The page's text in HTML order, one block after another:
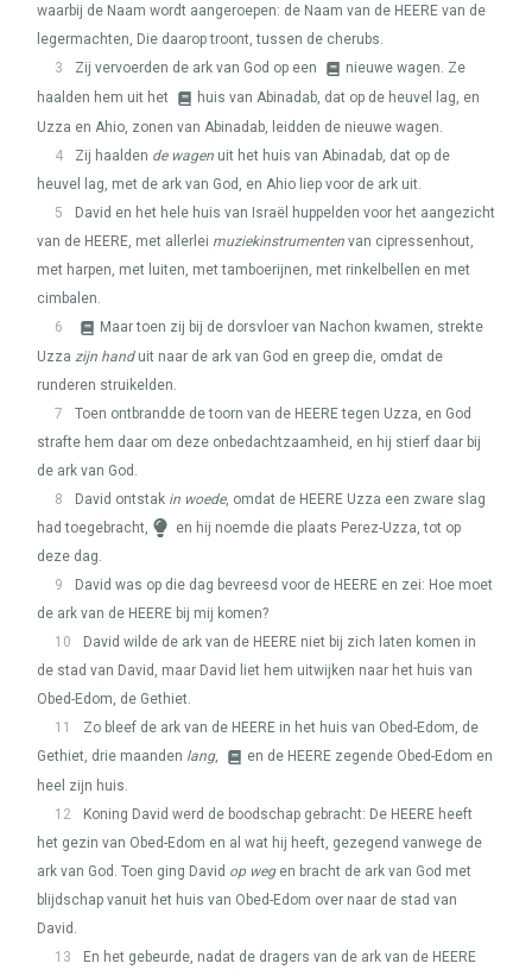
waarbij de Naam wordt aangeroepen: de Naam van de HEERE van de
legermachten, Die daarop troont, tussen de cherubs.
3
Zij vervoerden de ark van God op een
nieuwe wagen. Ze
haalden hem uit het
huis van Abinadab, dat op de heuvel lag, en
Uzza en Ahio, zonen van Abinadab, leidden de nieuwe wagen.
4
Zij haalden de wagen uit het huis van Abinadab, dat op de
heuvel lag, met de ark van God, en Ahio liep voor de ark uit.
5
David en het hele huis van Israël huppelden voor het aangezicht
van de HEERE, met allerlei muziekinstrumenten van cipressenhout,
met harpen, met luiten, met tamboerijnen, met rinkelbellen en met
cimbalen.
6
Maar toen zij bij de dorsvloer van Nachon kwamen, strekte
Uzza zijn handuit naar de ark van God en greep die, omdat de
runderen struikelden.
7
Toen ontbrandde de toorn van de HEEREtegen Uzza, en God
strafte hem daar om deze onbedachtzaamheid, en hij stierf daar bij
de ark van God.
8
David ontstak in woede, omdat de HEERE Uzza een zware slag
had toegebracht,
en hij noemde die plaats Perez-Uzza, tot op
deze dag.
9
David was op die dag bevreesd voor de HEERE en zei: Hoe moet
de ark van de HEERE bij mij komen?
10
David wilde de ark van de HEERE niet bij zich laten komen in
de stad van David, maar David liet hem uitwijken naar het huis van
Obed-Edom, de Gethiet.
11
Zo bleef de ark van de HEERE in het huis van Obed-Edom, de
Gethiet, drie maanden lang, en de HEERE zegende Obed-Edom en
heel zijn huis.
12
Koning David werd de boodschap gebracht: De HEERE heeft
het gezin van Obed-Edom en al wat hij heeft, gezegend vanwege de
ark van God. Toen ging David op wegen bracht de ark van God met
blijdschap vanuit het huis van Obed-Edom over naar de stad van
David.
13
En het gebeurde, nadat de dragers van de ark van de HEERE